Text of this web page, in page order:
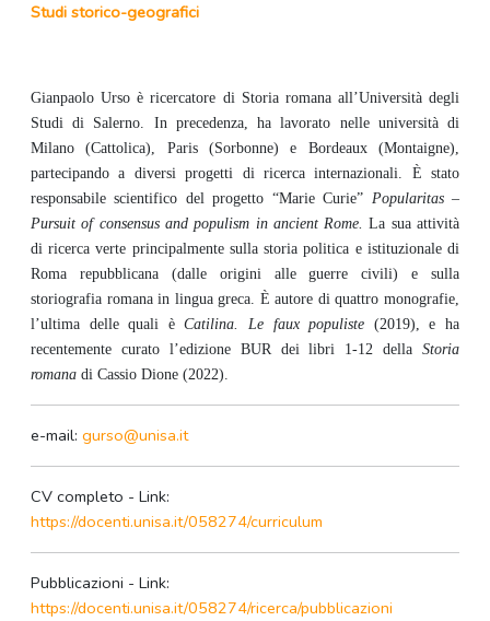
Studi storico-geografici
Gianpaolo Urso è ricercatore di Storia romana all’Università degli
Studi di Salerno. In precedenza, ha lavorato nelle università di
Milano (Cattolica), Paris (Sorbonne) e Bordeaux (Montaigne),
partecipando a diversi progetti di ricerca internazionali. È stato
responsabile scientifico del progetto “Marie Curie” Popularitas –
Pursuit of consensus and populism in ancient Rome. La sua attività
di ricerca verte principalmente sulla storia politica e istituzionale di
Roma repubblicana (dalle origini alle guerre civili) e sulla
storiografia romana in lingua greca. È autore di quattro monografie,
l’ultima delle quali èCatilina. Le faux populiste (2019), e ha
recentemente curato l’edizione BUR dei libri 1-12 della Storia
romana di Cassio Dione (2022).
e-mail: gurso@unisa.it
CV completo - Link:
https://docenti.unisa.it/058274/curriculum
Pubblicazioni - Link:
https://docenti.unisa.it/058274/ricerca/pubblicazioni